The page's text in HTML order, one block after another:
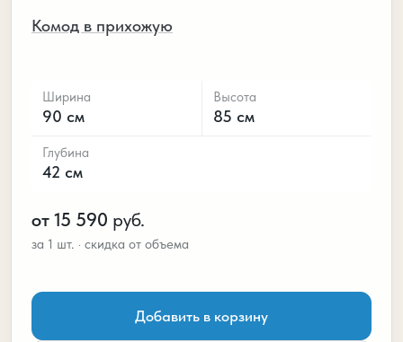
Комод в прихожую
Ширина
90 см
Высота
85 см
Глубина
42 см
от 15 590 руб.
Добавить в корзину